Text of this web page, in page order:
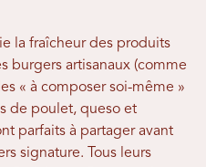
la fraîcheur des produits
burgers artisanaux (comme
« à composer soi-même »
de poulet, queso et
parfaits à partager avant
signature. Tous leurs